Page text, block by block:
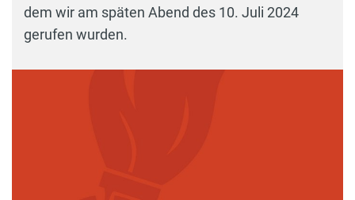
dem wir am späten Abend des 10. Juli 2024
gerufen wurden.